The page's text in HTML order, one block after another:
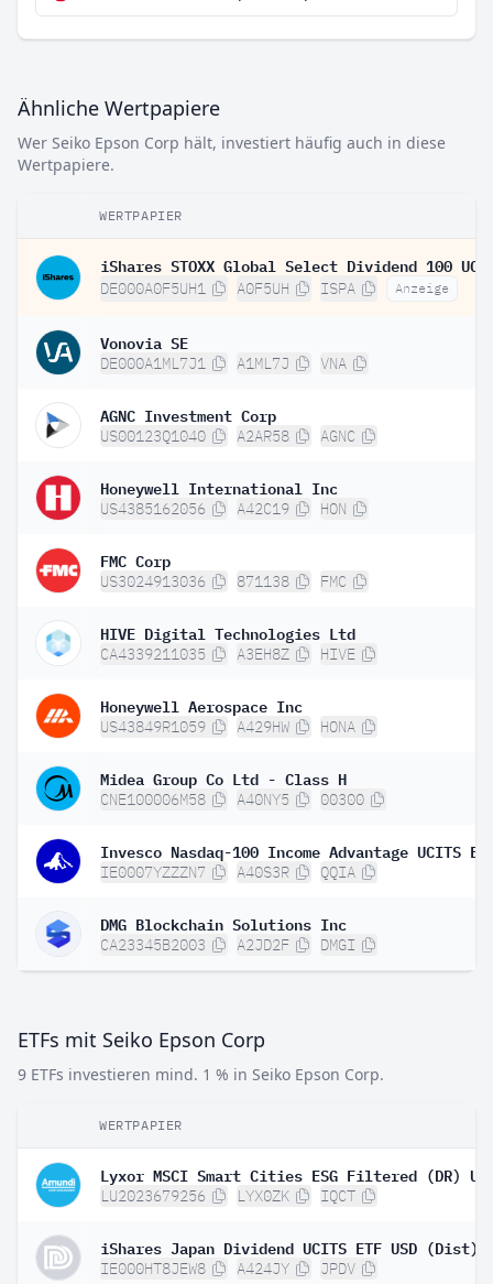
Ähnliche Wertpapiere
Wer Seiko Epson Corp hält, investiert häufig auch in diese
Wertpapiere.
WERTPAPIER
DE000A0F5UH1 A0F5UH ISPA Anzeige
Vonovia SE
DE000A1ML7J1 A1ML7J VNA
AGNC Investment Corp
US00123Q1040 A2AR58 AGNC
Honeywell International Inc
US4385162056 A42C19 HON
FMC Corp
US3024913036 871138 FMC
HIVE Digital Technologies Ltd
CA4339211035 A3EH8Z HIVE
Honeywell Aerospace Inc
US43849R1059 A429HW HONA
Midea Group Co Ltd - Class H
CNE100006M58 A40NY5 00300
IE0007YZZZN7 A40S3R QQIA
DMG Blockchain Solutions Inc
CA23345B2003 A2JD2F DMGI
ETFs mit Seiko Epson Corp
9 ETFs investieren mind. 1 % in Seiko Epson Corp.
WERTPAPIER
LU2023679256 LYX0ZK IQCT
iShares Japan Dividend UCITS ETF USD (Dist)
IE000HT8JEW8 A424JY JPDV